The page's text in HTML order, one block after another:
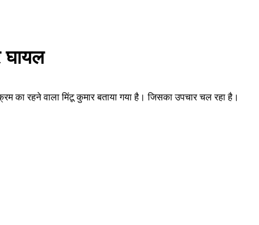
घायल
का रहने वाला मिंटू कुमार बताया गया है। जिसका उपचार चल रहा है।